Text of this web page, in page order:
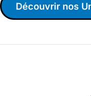
Découvrir nos